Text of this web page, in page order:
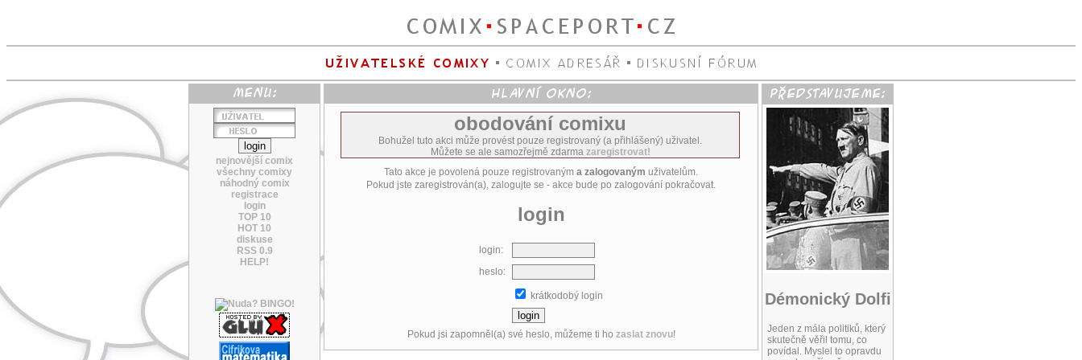
nejnovější comix
všechny comixy
náhodný comix
registrace
login
TOP 10
HOT 10
diskuse
RSS 0.9
HELP!
obodování comixu
Bohužel tuto akci může provést pouze registrovaný (a přihlášený) uživatel.
Můžete se ale samozřejmě zdarma zaregistrovat!
Tato akce je povolená pouze registrovaným a zalogovaným uživatelům.
Pokud jste zaregistrován(a), zalogujte se - akce bude po zalogování pokračovat.
login
login:
heslo:
krátkodobý login
Pokud jsi zapomněl(a) své heslo, můžeme ti ho zaslat znovu!
Démonický Dolfi
Jeden z mála politiků, který
skutečně věřil tomu, co
povídal. Myslel to opravdu